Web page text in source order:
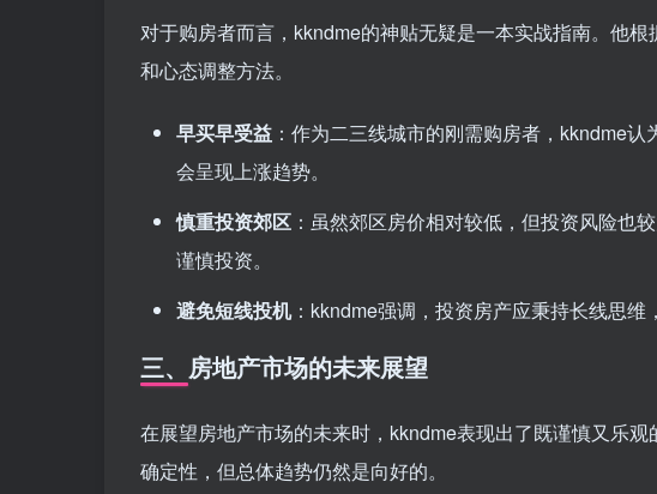
对于购房者而言，kkndme的神贴无疑是一本实战指南。他
和心态调整方法。
早买早受益 ：作为二三线城市的刚需购房者，kkndme
会呈现上涨趋势。
慎重投资郊区 ：虽然郊区房价相对较低，但投资风险也
谨慎投资。
避免短线投机：kkndme强调，投资房产应秉持长线思维
三、房地产市场的未来展望
在展望房地产市场的未来时，kkndme表现出了既谨慎又乐
确定性，但总体趋势仍然是向好的。